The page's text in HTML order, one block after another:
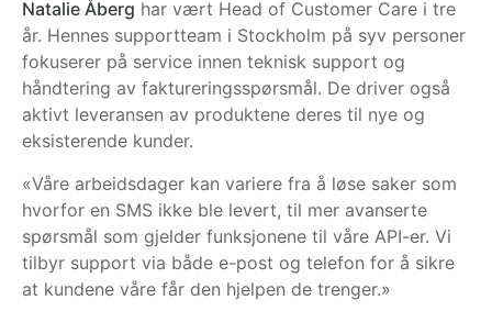
Natalie Åberg har vært Head of Customer Care i tre
år. Hennes supportteam i Stockholm på syv personer
fokuserer på service innen teknisk support og
håndtering av faktureringsspørsmål. De driver også
aktivt leveransen av produktene deres til nye og
eksisterende kunder.
«Våre arbeidsdager kan variere fra å løse saker som
hvorfor en SMS ikke ble levert, til mer avanserte
spørsmål som gjelder funksjonene til våre API-er. Vi
tilbyr support via både e-post og telefon for å sikre
at kundene våre får den hjelpen de trenger.»